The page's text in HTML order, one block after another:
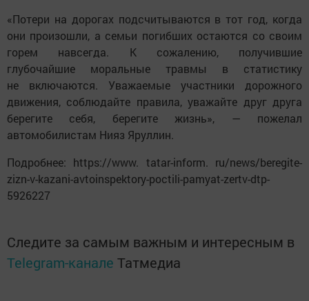
«Потери на дорогах подсчитываются в тот год, когда
они произошли, а семьи погибших остаются со своим
горем навсегда. К сожалению, получившие
глубочайшие моральные травмы в статистику
не включаются. Уважаемые участники дорожного
движения, соблюдайте правила, уважайте друг друга
берегите себя, берегите жизнь», — пожелал
автомобилистам Нияз Яруллин.
Подробнее: https://www. tatar-inform. ru/news/beregite-
zizn-v-kazani-avtoinspektory-poctili-pamyat-zertv-dtp-
5926227
Следите за самым важным и интересным в
Telegram-канале Татмедиа